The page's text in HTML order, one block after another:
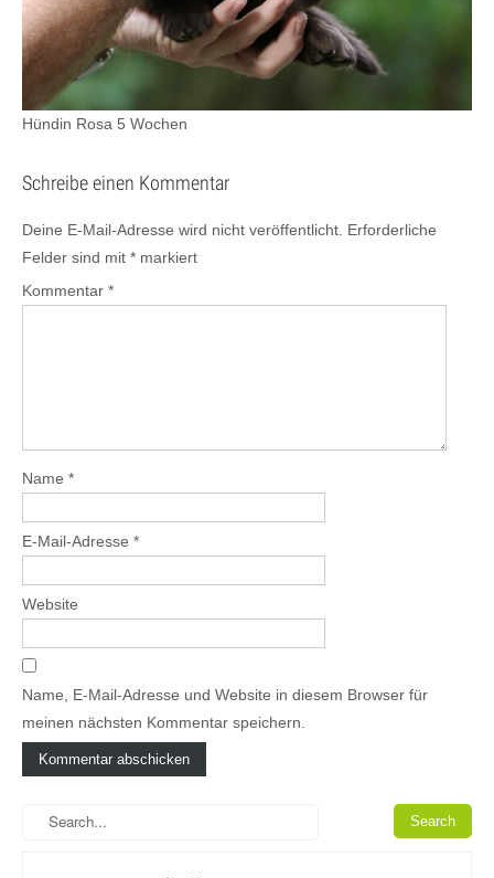
Hündin Rosa 5 Wochen
Schreibe einen Kommentar
Deine E-Mail-Adresse wird nicht veröffentlicht. Erforderliche
Felder sind mit * markiert
Kommentar *
Name *
E-Mail-Adresse *
Website
Name, E-Mail-Adresse und Website in diesem Browser für
meinen nächsten Kommentar speichern.